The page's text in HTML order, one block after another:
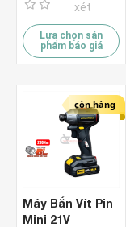
xét
Lựa chọn sản
phẩm báo giá
còn hàng
Máy Bắn Vít Pin
Mini 21V